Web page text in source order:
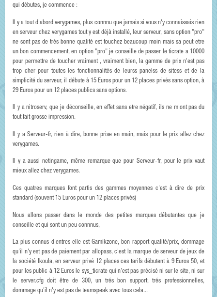
qui débutes, je commence :
Il y a tout d'abord verygames, plus connnu que jamais si vous n'y connaissais rien
en serveur chez verygames tout y est déjà installé, leur serveur, sans option "pro"
ne sont pas de trés bonne qualité est touchez beaucoup moin mais sa peut etre
un bon commencement, en option "pro" je conseille de passer le ticrate a 10000
pour permettre de toucher vraiment , vraiment bien, la gamme de prix n'est pas
trop cher pour toutes les fonctionnalités de leurss panelss de sitess et de la
simplicité du serveur, il débute à 15 Euros pour un 12 places privés sans option, à
29 Euros pour un 12 places publics sans options.
Il y a nitroserv, que je déconseille, en effet sans etre négatif, ils ne m'ont pas du
tout fait grosse impression.
Il y a Serveur-fr, rien à dire, bonne prise en main, mais pour le prix allez chez
verygames.
Il y a aussi netingame, même remarque que pour Serveur-fr, pour le prix vaut
mieux allez chez verygames.
Ces quatres marques font partis des gammes moyennes c'est à dire de prix
standard (souvent 15 Euros pour un 12 places privés)
Nous allons passer dans le monde des petites marques débutantes que je
conseille et qui sont un peu connnus,
La plus connus d'entres elle est Gamikzone, bon rapport qualité/prix, dommage
qu'il n'y est pas de paiement par allopass, c'est la marque de serveur de jeux de
la société Ikoula, en serveur privé 12 places ces tarifs débutent à 9 Euros 50, et
pour les public à 12 Euros le sys_ticrate qui n'est pas précisé ni sur le site, ni sur
le server.cfg doit être de 300, un trés bon support, trés professionnelles,
dommage qu'il n'y est pas de teamspeak avec tous cela...